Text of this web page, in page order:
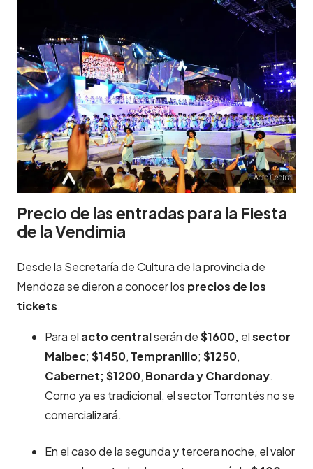
Precio de las entradas para la Fiesta
de la Vendimia
Desde la Secretaría de Cultura de la provincia de
Mendoza se dieron a conocer los precios de los
tickets.
Para el acto centralserán de$1600, elsector
Malbec; $1450, Tempranillo; $1250,
Cabernet; $1200, Bonarda y Chardonay.
Como ya es tradicional, el sector Torrontés no se
comercializará.
En el caso de la segunda y tercera noche, el valor